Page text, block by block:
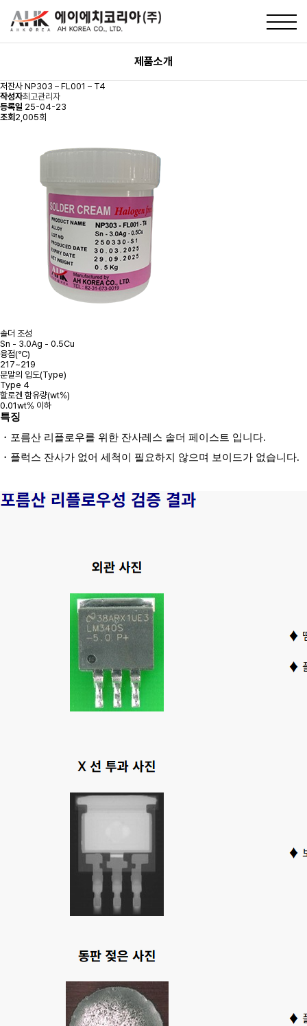
제품소개
저잔사 NP303 – FL001 – T4
작성자최고관리자
등록일 25-04-23
조회 2,005회
솔더 조성
Sn - 3.0Ag - 0.5Cu
융점(℃)
217~219
분말의 입도(Type)
Type 4
할로겐 함유량(wt%)
0.01wt% 이하
특징
・ 포름산 리플로우를 위한 잔사레스 솔더 페이스트 입니다.
・ 플럭스 잔사가 없어 세척이 필요하지 않으며 보이드가 없습니다.